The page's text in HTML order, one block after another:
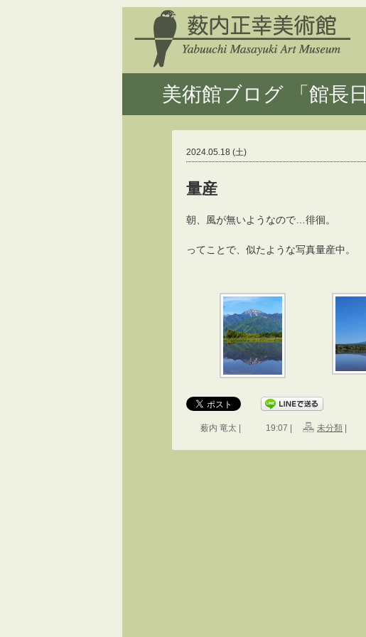
美術館ブログ 「館長
2024.05.18 (土)
量産
朝、風が無いようなので…徘徊。
ってことで、似たような写真量産中。
薮内 竜太 | 19:07 | 未分類